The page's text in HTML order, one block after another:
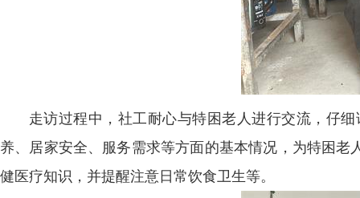
走访过程中，社工耐心与特困老人进行交流，仔
养、居家安全、服务需求等方面的基本情况，为特困
健医疗知识，并提醒注意日常饮食卫生等。